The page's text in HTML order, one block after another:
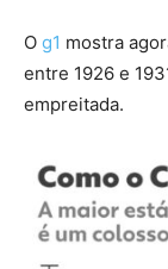
O g1 mostra
entre 1926 e
empreitada.